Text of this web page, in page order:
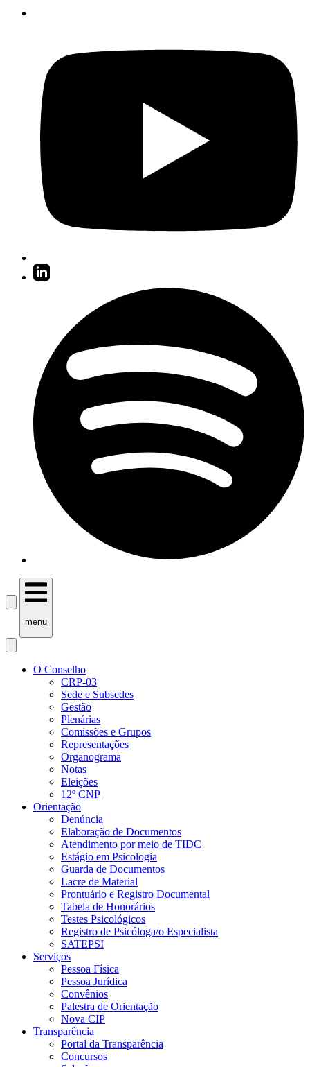
menu
O Conselho
CRP-03
Sede e Subsedes
Gestão
Plenárias
Comissões e Grupos
Representações
Organograma
Notas
Eleições
12º CNP
Orientação
Denúncia
Elaboração de Documentos
Atendimento por meio de TIDC
Estágio em Psicologia
Guarda de Documentos
Lacre de Material
Prontuário e Registro Documental
Tabela de Honorários
Testes Psicológicos
Registro de Psicóloga/o Especialista
SATEPSI
Serviços
Pessoa Física
Pessoa Jurídica
Convênios
Palestra de Orientação
Nova CIP
Transparência
Portal da Transparência
Concursos